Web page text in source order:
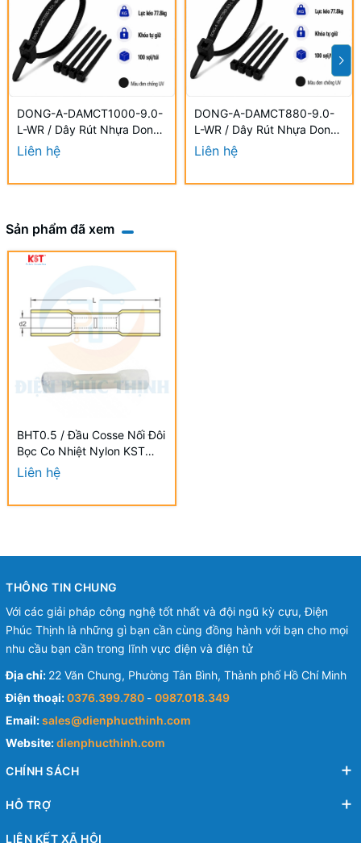
DONG-A-DAMCT1000-9.0-
L-WR / Dây Rút Nhựa Dong-
A 9.0×1000mm Chống UV
Liên hệ
DONG-A-DAMCT880-9.0-
L-WR / Dây Rút Nhựa Dong-
A 9.0×880mm Chống UV
Liên hệ
Sản phẩm đã xem
BHT0.5 / Đầu Cosse Nối Đôi
Bọc Co Nhiệt Nylon KST
0.2-0.5 mm - HEAT
SHRINKABLE-BUTT SPLICE
Liên hệ
THÔNG TIN CHUNG
Với các giải pháp công nghệ tốt nhất và đội ngũ kỳ cựu, Điện
Phúc Thịnh là những gì bạn cần cùng đồng hành với bạn cho mọi
nhu cầu bạn cần trong lĩnh vực điện và điện tử
Địa chỉ: 22 Văn Chung, Phường Tân Bình, Thành phố Hồ Chí Minh
Điện thoại:0376.399.780 - 0987.018.349
Email:sales@dienphucthinh.com
Website:dienphucthinh.com
CHÍNH SÁCH
HỖ TRỢ
LIÊN KẾT XÃ HỘI